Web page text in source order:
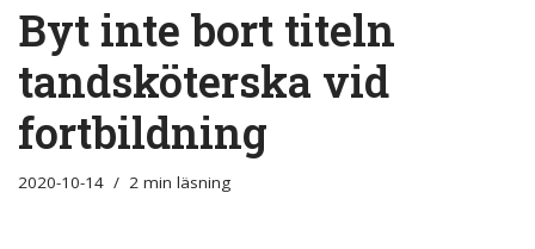
Byt inte bort titeln
tandsköterska vid
fortbildning
2020-10-14 2 min läsning